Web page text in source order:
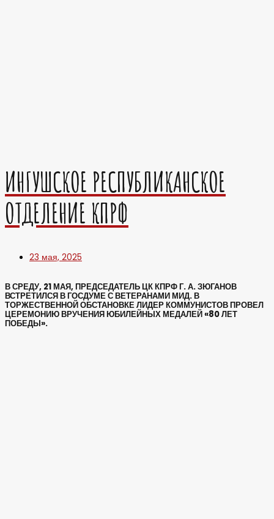
ИНГУШСКОЕ РЕСПУБЛИКАНСКОЕ
ОТДЕЛЕНИЕ КПРФ
23 мая, 2025
В СРЕДУ, 21 МАЯ, ПРЕДСЕДАТЕЛЬ ЦК КПРФ Г. А. ЗЮГАНОВ
ВСТРЕТИЛСЯ В ГОСДУМЕ С ВЕТЕРАНАМИ МИД. В
ТОРЖЕСТВЕННОЙ ОБСТАНОВКЕ ЛИДЕР КОММУНИСТОВ ПРОВЕЛ
ЦЕРЕМОНИЮ ВРУЧЕНИЯ ЮБИЛЕЙНЫХ МЕДАЛЕЙ «80 ЛЕТ
ПОБЕДЫ».